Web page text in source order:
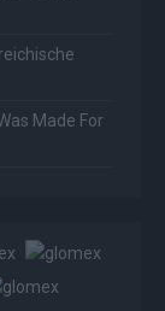
Made For